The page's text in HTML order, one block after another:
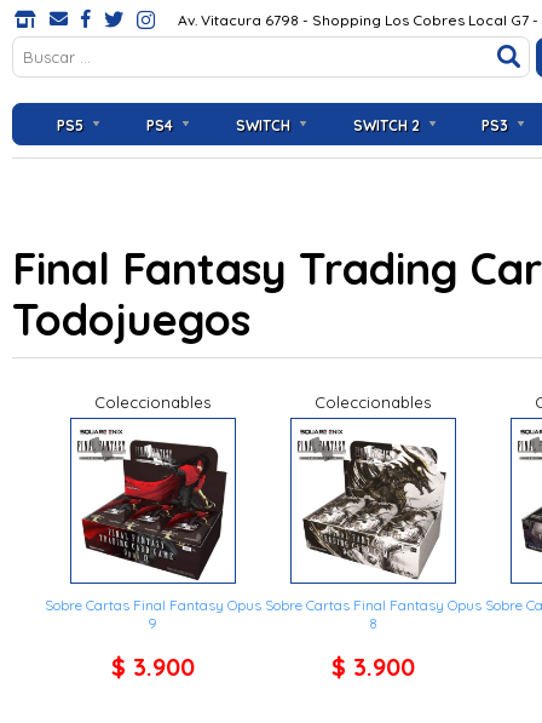
Av. Vitacura 6798 - Shopping Los Cobres Local G7
PS5 PS4 SWITCH SWITCH 2 PS3
Final Fantasy Trading
Todojuegos
Coleccionables
Sobre Cartas Final Fantasy Opus
9
$ 3.900
Coleccionables
Sobre Cartas Final Fantasy Opus
8
$ 3.900
Sobre